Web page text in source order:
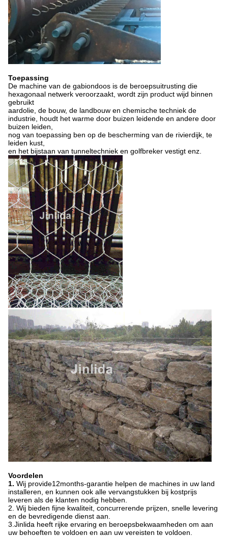
Toepassing
De machine van de gabiondoos is de beroepsuitrusting die
hexagonaal netwerk veroorzaakt, wordt zijn product wijd binnen
gebruikt
aardolie, de bouw, de landbouw en chemische techniek de
industrie, houdt het warme door buizen leidende en andere door
buizen leiden,
nog van toepassing ben op de bescherming van de rivierdijk, te
leiden kust,
en het bijstaan van tunneltechniek en golfbreker vestigt enz.
Voordelen
1. Wij provide12months-garantie helpen de machines in uw land
installeren, en kunnen ook alle vervangstukken bij kostprijs
leveren als de klanten nodig hebben.
2. Wij bieden fijne kwaliteit, concurrerende prijzen, snelle levering
en de bevredigende dienst aan.
3.Jinlida heeft rijke ervaring en beroepsbekwaamheden om aan
uw behoeften te voldoen en aan uw vereisten te voldoen.